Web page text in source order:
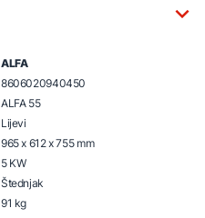
ALFA
8606020940450
ALFA 55
Lijevi
965 x 612 x 755 mm
5 KW
Štednjak
91 kg